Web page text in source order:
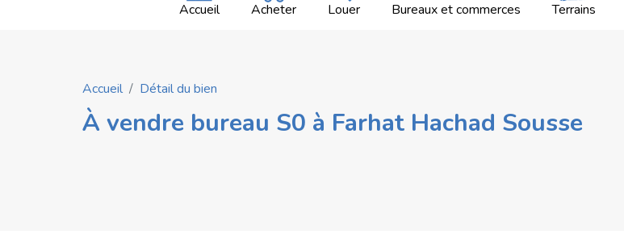
Accueil Acheter Louer Bureaux et commerces Terrains
Accueil Détail du bien
À vendre bureau S0 à Farhat Hachad Sousse